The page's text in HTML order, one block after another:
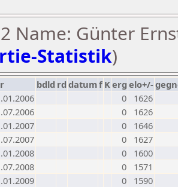
Name: Günter
Statistik)
bdld rd datumf Kerg elo+/-
0
1626
0
1626
0
1646
0
1627
0
1600
0
1571
0
1590